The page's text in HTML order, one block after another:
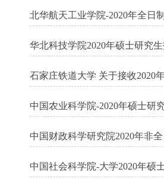
北华航天工业学院-2020年全日
华北科技学院2020年硕士研究
石家庄铁道大学 关于接收2020
中国农业科学院-2020年硕士研
中国财政科学研究院2020年非
中国社会科学院-大学2020年硕